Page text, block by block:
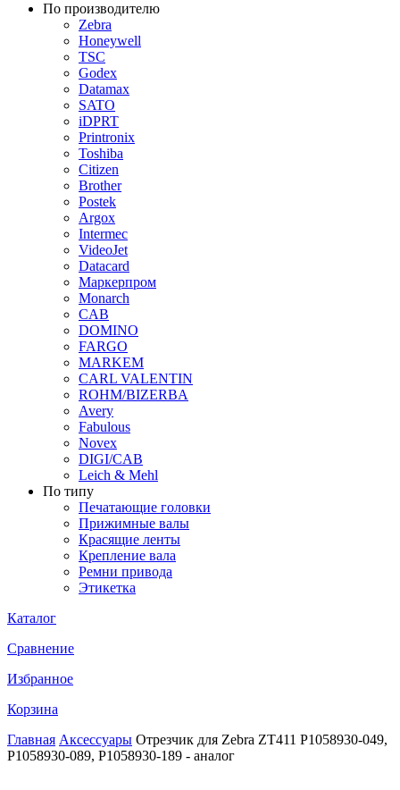
По производителю
Zebra
Honeywell
TSC
Godex
Datamax
SATO
iDPRT
Printronix
Toshiba
Citizen
Brother
Postek
Argox
Intermec
VideoJet
Datacard
Маркерпром
Monarch
CAB
DOMINO
FARGO
MARKEM
CARL VALENTIN
ROHM/BIZERBA
Avery
Fabulous
Novex
DIGI/CAB
Leich & Mehl
По типу
Печатающие головки
Прижимные валы
Красящие ленты
Крепление вала
Ремни привода
Этикетка
Каталог
Сравнение
Избранное
Корзина
Главная Аксессуары Отрезчик для Zebra ZT411 P1058930-049,
P1058930-089, P1058930-189 - аналог